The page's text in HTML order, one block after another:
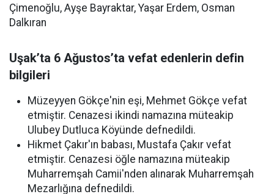
Çimenoğlu, Ayşe Bayraktar, Yaşar Erdem, Osman
Dalkıran
Uşak’ta 6 Ağustos’ta vefat edenlerin defin
bilgileri
Müzeyyen Gökçe'nin eşi, Mehmet Gökçe vefat
etmiştir. Cenazesi ikindi namazına müteakip
Ulubey Dutluca Köyünde defnedildi.
Hikmet Çakır'ın babası, Mustafa Çakır vefat
etmiştir. Cenazesi öğle namazına müteakip
Muharremşah Camii'nden alınarak Muharremşah
Mezarlığına defnedildi.